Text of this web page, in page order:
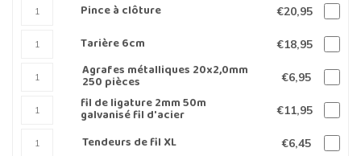
Pince à clôture €20,95
Tarière 6cm €18,95
Agrafes métalliques 20x2,0mm
250 pièces €6,95
fil de ligature 2mm 50m
galvanisé fil d'acier €11,95
Tendeurs de fil XL €6,45